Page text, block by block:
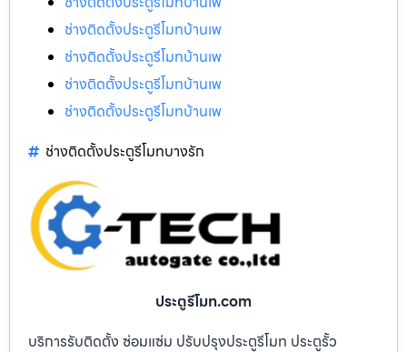
ช่างติดตั้งประตูรีโมทบ้านเพ
ช่างติดตั้งประตูรีโมทบ้านเพ
ช่างติดตั้งประตูรีโมทบ้านเพ
ช่างติดตั้งประตูรีโมทบ้านเพ
ช่างติดตั้งประตูรีโมทบางรัก
ประตูรีโมท.com
บริการรับติดตั้ง ซ่อมแซ่ม ปรับปรุงประตูรีโมท ประตูรั้ว